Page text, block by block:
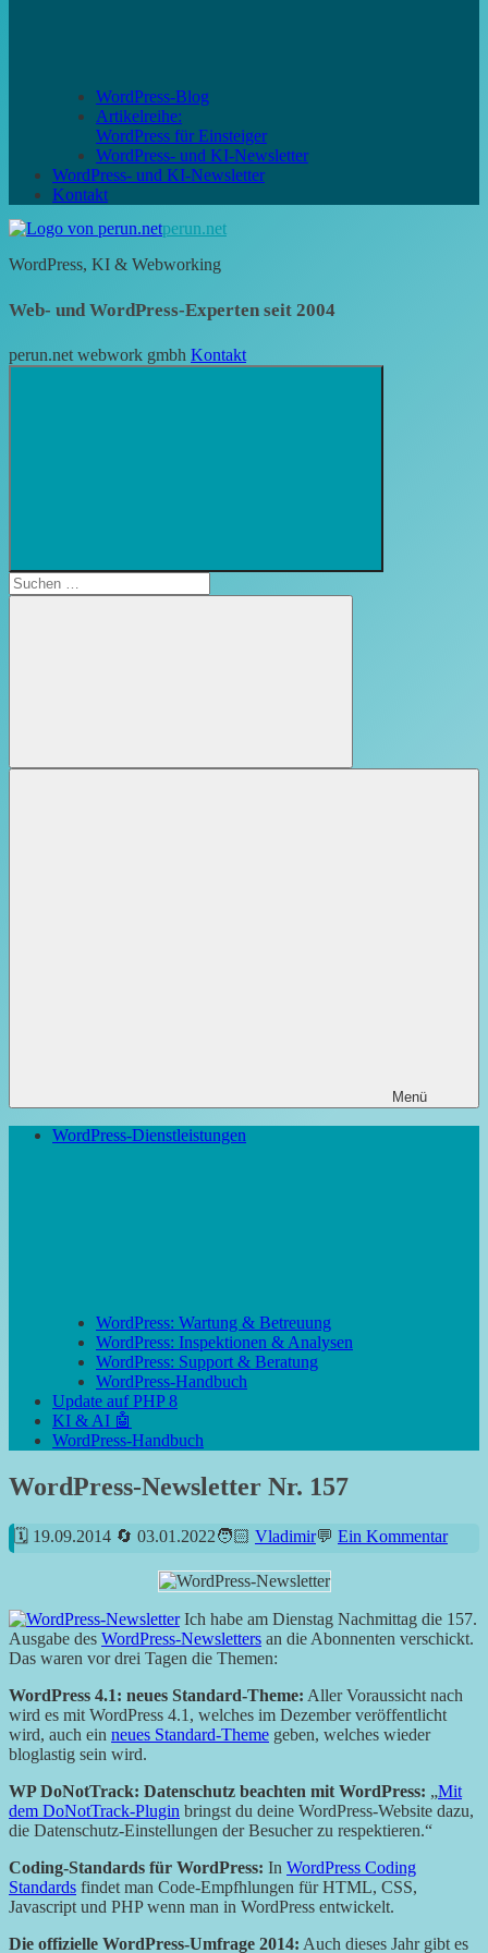
WordPress-Blog
Artikelreihe:
WordPress für Einsteiger
WordPress- und KI-Newsletter
WordPress- und KI-Newsletter
Kontakt
perun.net
WordPress, KI & Webworking
Web- und WordPress-Experten seit 2004
perun.net webwork gmbh Kontakt
öffnen
Suchen
nach:
Suchen
Menü
WordPress-Dienstleistungen
WordPress: Wartung & Betreuung
WordPress: Inspektionen & Analysen
WordPress: Support & Beratung
WordPress-Handbuch
Update auf PHP 8
KI & AI 🤖
WordPress-Handbuch
WordPress-Newsletter Nr. 157
19.09.2014 03.01.2022 Vladimir Ein Kommentar
Ich habe am Dienstag Nachmittag die 157.
Ausgabe des WordPress-Newsletters an die Abonnenten verschickt.
Das waren vor drei Tagen die Themen:
WordPress 4.1: neues Standard-Theme: Aller Voraussicht nach
wird es mit WordPress 4.1, welches im Dezember veröffentlicht
wird, auch ein neues Standard-Theme geben, welches wieder
bloglastig sein wird.
WP DoNotTrack: Datenschutz beachten mit WordPress:
Mit
dem DoNotTrack-Plugin bringst du deine WordPress-Website dazu,
die Datenschutz-Einstellungen der Besucher zu respektieren.
Coding-Standards für WordPress: In WordPress Coding
Standards findet man Code-Empfhlungen für HTML, CSS,
Javascript und PHP wenn man in WordPress entwickelt.
Die offizielle WordPress-Umfrage 2014: Auch dieses Jahr gibt es